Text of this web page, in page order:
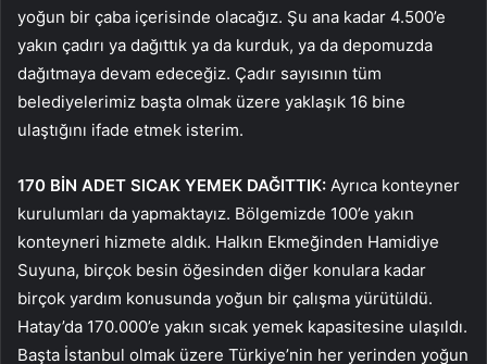
yoğun bir çaba içerisinde olacağız. Şu ana kadar 4.500’e
yakın çadırı ya dağıttık ya da kurduk, ya da depomuzda
dağıtmaya devam edeceğiz. Çadır sayısının tüm
belediyelerimiz başta olmak üzere yaklaşık 16 bine
ulaştığını ifade etmek isterim.
170 BİN ADET SICAK YEMEK DAĞITTIK: Ayrıca konteyner
kurulumları da yapmaktayız. Bölgemizde 100’e yakın
konteyneri hizmete aldık. Halkın Ekmeğinden Hamidiye
Suyuna, birçok besin öğesinden diğer konulara kadar
birçok yardım konusunda yoğun bir çalışma yürütüldü.
Hatay’da 170.000’e yakın sıcak yemek kapasitesine ulaşıldı.
Başta İstanbul olmak üzere Türkiye’nin her yerinden yoğun